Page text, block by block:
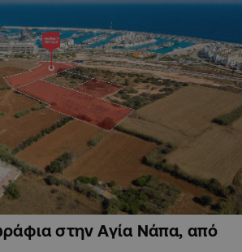
στην Αγία Νάπα, από